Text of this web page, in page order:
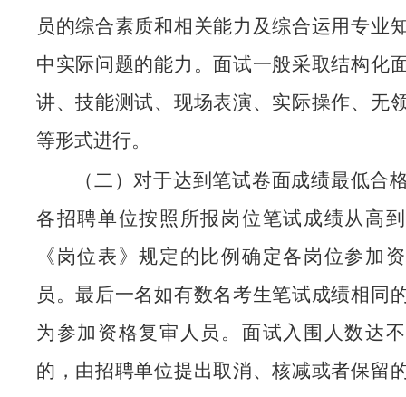
员的综合素质和相关能力及综合运用专业
中实际问题的能力。面试一般采取结构化
讲、技能测试、现场表演、实际操作、无
等形式进行。
（二）对于达到笔试卷面成绩最低合
各招聘单位按照所报岗位笔试成绩从高
《岗位表》规定的比例确定各岗位参加
员。最后一名如有数名考生笔试成绩相同
为参加资格复审人员。面试入围人数达
的，由招聘单位提出取消、核减或者保留